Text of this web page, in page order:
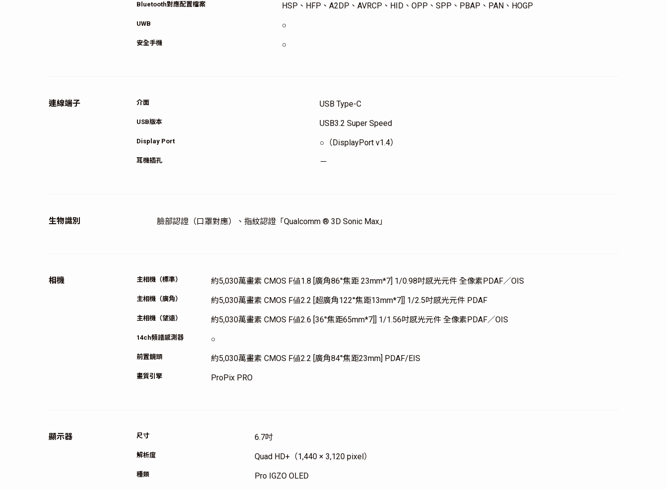
Bluetooth對應配置檔案 HSP、HFP、A2DP、AVRCP、HID、OPP、SPP、PBAP、PAN、HOGP
UWB ○
安全手機 ○
連線端子 介面 USB Type-C
USB版本 USB3.2 Super Speed
Display Port ○（DisplayPort v1.4）
耳機插孔 －
生物識別 臉部認證（口罩對應）、指紋認證「Qualcomm ® 3D Sonic Max」
相機 主相機（標準） 約5,030萬畫素 CMOS F値1.8 [廣角86°焦距 23mm*7] 1/0.98吋感光元件 全像素PDAF／OIS
主相機（廣角） 約5,030萬畫素 CMOS F値2.2 [超廣角122°焦距13mm*7]] 1/2.5吋感光元件 PDAF
主相機（望遠） 約5,030萬畫素 CMOS F値2.6 [36°焦距65mm*7]] 1/1.56吋感光元件 全像素PDAF／OIS
14ch頻譜感測器 ○
前置鏡頭 約5,030萬畫素 CMOS F値2.2 [廣角84°焦距23mm] PDAF/EIS
畫質引擎 ProPix PRO
顯示器 尺寸 6.7吋
解析度 Quad HD+（1,440 × 3,120 pixel）
種類 Pro IGZO OLED